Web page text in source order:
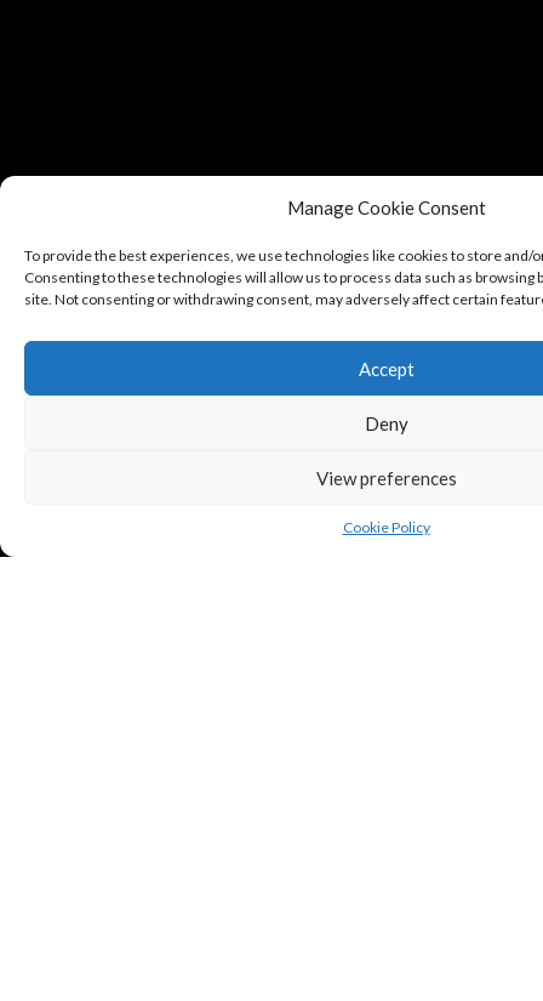
Manage Cookie Consent
To provide the best experiences, we use technologies like cookies to store and/
Consenting to these technologies will allow us to process data such as browsing
site. Not consenting or withdrawing consent, may adversely affect certain
Accept
Deny
View preferences
Cookie Policy